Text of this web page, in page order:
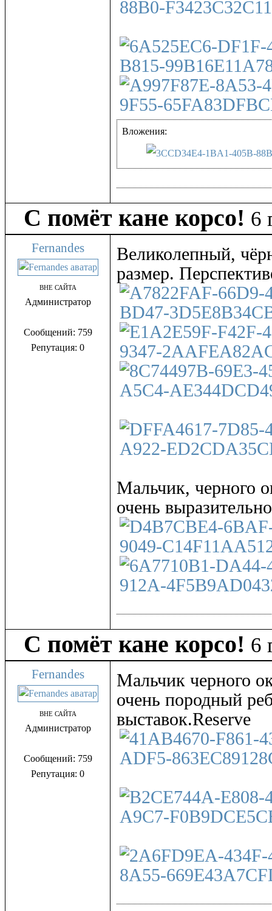
Вложения:
С помёт кане корсо! 6
Fernandes
ВНЕ САЙТА
Администратор
Сообщений: 759
Репутация: 0
Великолепный,
размер.
Мальчик, черного
очень
С помёт кане корсо! 6
Fernandes
ВНЕ САЙТА
Администратор
Сообщений: 759
Репутация: 0
Мальчик черного
очень породный
выставок.Reserve